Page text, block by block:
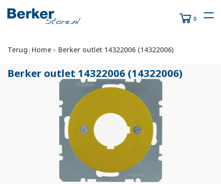
0
Terug | Home Berker outlet 14322006 (14322006)
Berker outlet 14322006 (14322006)